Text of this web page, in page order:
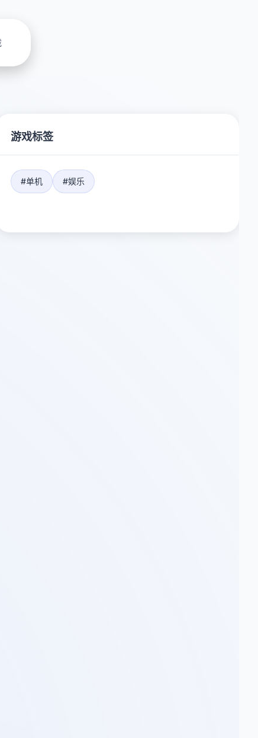
游戏标签
#单机 #娱乐